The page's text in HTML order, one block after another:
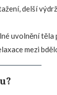
delší
uvolnění těla
mezi